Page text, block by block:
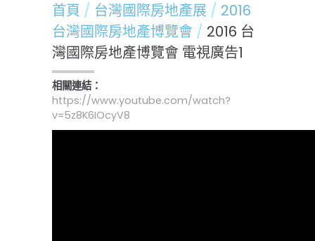
首頁 台灣國際房地產展
2016
台灣國際房地產博覽會
2016 台
灣國際房地產博覽會 電視廣告1
相關連結：
https://www.youtube.com/watch?
v=5z8K6IOcyV8